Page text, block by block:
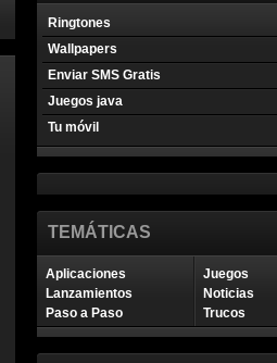
Ringtones
Wallpapers
Enviar SMS Gratis
Juegos java
Tu móvil
TEMÁTICAS
Aplicaciones
Juegos
Lanzamientos
Noticias
Paso a Paso
Trucos